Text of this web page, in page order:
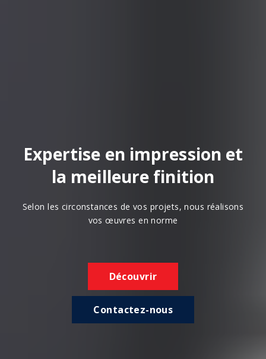
Expertise en impression et
la meilleure finition
Selon les circonstances de vos projets, nous réalisons
vos œuvres en norme
Découvrir
Contactez-nous